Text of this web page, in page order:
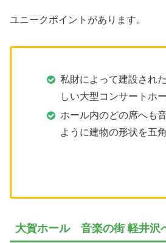
ユニークポイントがあります。
私財によって建設され
しい大型コンサートホ
ホール内のどの席へも
ように建物の形状を五
大賀ホール 音楽の街 軽井沢